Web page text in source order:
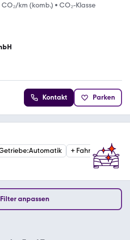
CO₂/km (komb.) • CO₂-Klasse
Kontakt Parken
:Automatik +
Filter anpassen